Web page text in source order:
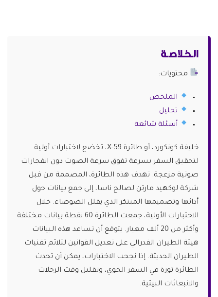
الـخـلاصـة
محتويات:
الملخص
تحليل
أسئلة شائعة
خليفة كونكورد، أو طائرة X-59، تخضع لاختبارات أولية
لتحقيق السفر بسرعة تفوق سرعة الصوت دون انفجارات
صوتية مزعجة. تهدف هذه الطائرة، المصممة من قبل
شركة لوكهيد مارتن لصالح ناسا، إلى جمع بيانات حول
أدائها وتصميمها المبتكر الذي يقلل الضوضاء. خلال
الاختبارات الأولية، جمعت الطائرة 60 نقطة بيانات مختلفة
وأكثر من 20 ألف معيار. يتوقع أن تساعد هذه البيانات
هيئة الطيران الفدرالي على تعديل القوانين لتلائم تقنيات
الطيران الحديثة. إذا نجحت الاختبارات، يمكن أن تحدث
الطائرة ثورة في السفر الجوي، وتقليل وقت الرحلات
والانبعاثات البيئية.